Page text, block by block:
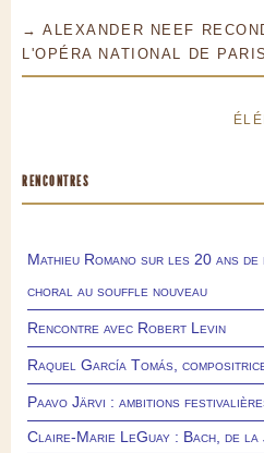
→ ALEXANDER NEEF
L'OPÉRA NATIONAL DE
RENCONTRES
Mathieu Romano sur les 20 ans de
choral au souffle nouveau
Rencontre avec Robert Levin
Raquel García Tomás,
Paavo Järvi : ambitions
Claire-Marie LeGuay : Bach, de